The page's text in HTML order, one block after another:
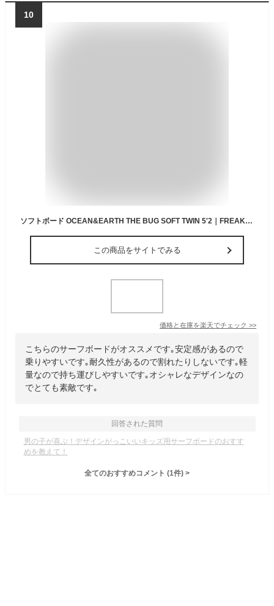
10
ソフトボード OCEAN&EARTH THE BUG SOFT TWIN 5'2｜FREAKS 子供用 サーフボード サーフィン KIDS用 スポンジボード
この商品をサイトでみる
価格と在庫を楽天でチェック >>
こちらのサーフボードがオススメです｡安定感があるので
乗りやすいです｡耐久性があるので割れたりしないです｡軽
量なので持ち運びしやすいです｡オシャレなデザインなの
でとても素敵です｡
回答された質問
男の子が喜ぶ！デザインがっこいいキッズ用サーフボードのおすす
めを教えて！
全てのおすすめコメント (1件) >